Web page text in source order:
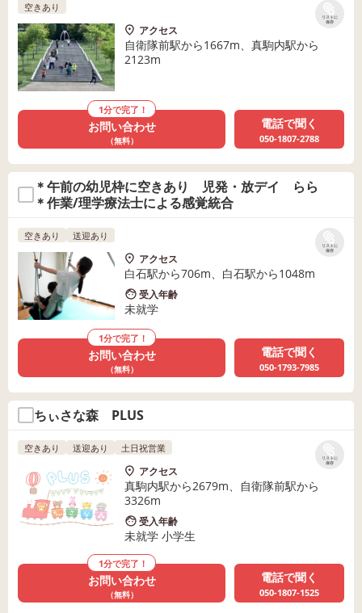
リストに
保存
空きあり
アクセス
自衛隊前駅から1667m、真駒内駅から
2123m
1分で完了！
お問い合わせ
（無料）
電話で聞く
050-1807-2788
＊午前の幼児枠に空きあり 児発・放デイ らら
＊作業/理学療法士による感覚統合
リストに
保存
空きあり 送迎あり
アクセス
白石駅から706m、白石駅から1048m
受入年齢
未就学
1分で完了！
お問い合わせ
（無料）
電話で聞く
050-1793-7985
ちぃさな森 PLUS
リストに
保存
空きあり 送迎あり 土日祝営業
アクセス
真駒内駅から2679m、自衛隊前駅から
3326m
受入年齢
未就学 小学生
1分で完了！
お問い合わせ
（無料）
電話で聞く
050-1807-1525